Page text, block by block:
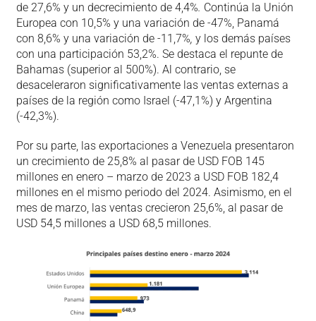
de 27,6% y un decrecimiento de 4,4%. Continúa la Unión
Europea con 10,5% y una variación de -47%, Panamá
con 8,6% y una variación de -11,7%, y los demás países
con una participación 53,2%. Se destaca el repunte de
Bahamas (superior al 500%). Al contrario, se
desaceleraron significativamente las ventas externas a
países de la región como Israel (-47,1%) y Argentina
(-42,3%).
Por su parte, las exportaciones a Venezuela presentaron
un crecimiento de 25,8% al pasar de USD FOB 145
millones en enero – marzo de 2023 a USD FOB 182,4
millones en el mismo periodo del 2024. Asimismo, en el
mes de marzo, las ventas crecieron 25,6%, al pasar de
USD 54,5 millones a USD 68,5 millones.